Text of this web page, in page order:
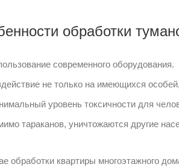
обработки
современного оборудования.
не только на имеющихся
уровень токсичности для
тараканов, уничтожаются другие
обработки квартиры многоэтажного